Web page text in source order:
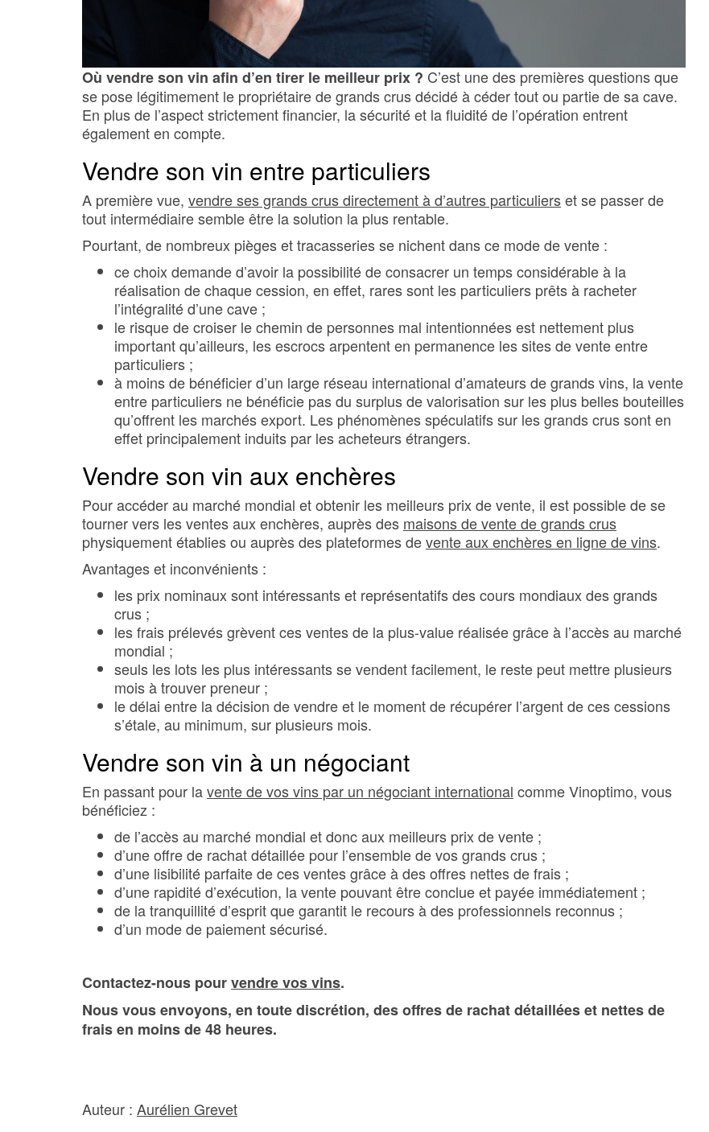
Où vendre son vin afin d’en tirer le meilleur prix ? C’est une des premières questions que
se pose légitimement le propriétaire de grands crus décidé à céder tout ou partie de sa cave.
En plus de l’aspect strictement financier, la sécurité et la fluidité de l’opération entrent
également en compte.
Vendre son vin entre particuliers
A première vue, vendre ses grands crus directement à d’autres particulierset se passer de
tout intermédiaire semble être la solution la plus rentable.
Pourtant, de nombreux pièges et tracasseries se nichent dans ce mode de vente :
ce choix demande d’avoir la possibilité de consacrer un temps considérable à la
réalisation de chaque cession, en effet, rares sont les particuliers prêts à racheter
l’intégralité d’une cave ;
le risque de croiser le chemin de personnes mal intentionnées est nettement plus
important qu’ailleurs, les escrocs arpentent en permanence les sites de vente entre
particuliers ;
à moins de bénéficier d’un large réseau international d’amateurs de grands vins, la vente
entre particuliers ne bénéficie pas du surplus de valorisation sur les plus belles bouteilles
qu’offrent les marchés export. Les phénomènes spéculatifs sur les grands crus sont en
effet principalement induits par les acheteurs étrangers.
Vendre son vin aux enchères
Pour accéder au marché mondial et obtenir les meilleurs prix de vente, il est possible de se
tourner vers les ventes aux enchères, auprès des maisons de vente de grands crus
physiquement établies ou auprès des plateformes devente aux enchères en ligne de vins.
Avantages et inconvénients :
les prix nominaux sont intéressants et représentatifs des cours mondiaux des grands
crus ;
les frais prélevés grèvent ces ventes de la plus-value réalisée grâce à l’accès au marché
mondial ;
seuls les lots les plus intéressants se vendent facilement, le reste peut mettre plusieurs
mois à trouver preneur ;
le délai entre la décision de vendre et le moment de récupérer l’argent de ces cessions
s’étale, au minimum, sur plusieurs mois.
Vendre son vin à un négociant
En passant pour lavente de vos vins par un négociant international comme Vinoptimo, vous
bénéficiez :
de l’accès au marché mondial et donc aux meilleurs prix de vente ;
d’une offre de rachat détaillée pour l’ensemble de vos grands crus ;
d’une lisibilité parfaite de ces ventes grâce à des offres nettes de frais ;
d’une rapidité d’exécution, la vente pouvant être conclue et payée immédiatement ;
de la tranquillité d’esprit que garantit le recours à des professionnels reconnus ;
d’un mode de paiement sécurisé.
Contactez-nous pourvendre vos vins.
Nous vous envoyons, en toute discrétion, des offres de rachat détaillées et nettes de
frais en moins de 48 heures.
Auteur : Aurélien Grevet